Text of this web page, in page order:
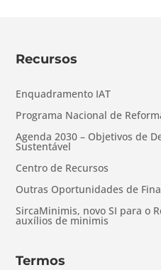
Recursos
Enquadramento IAT
Programa Nacional de
Agenda 2030 – Objetivos de
Sustentável
Centro de Recursos
Outras Oportunidades de
SircaMinimis, novo SI para o
auxílios de minimis
Termos